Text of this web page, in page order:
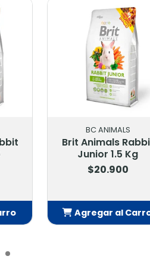
Brit Animals Rabbit
Junior 1.5 Kg
Agregar al Carro